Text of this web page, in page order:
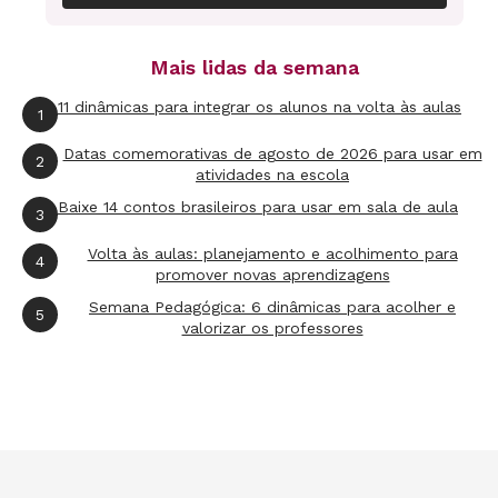
orientações para que participasse das
atividades, muita conversa e muitas atividades
de leitura e escrita.
Com base nos primeiros avanços em sua
aprendizagem, nas primeiras palavras lidas e
escritas, ela tornou-se mais confiante. O choro
foi dando espaço para risadinhas e uma alegria
sem fim! Segundo ela mesma disse: "Quero
Mais lidas da semana
1 11 dinâmicas para integrar os alunos na volta às aulas
2
Datas comemorativas de agosto de 2026 para usar em
atividades na escola
3 Baixe 14 contos brasileiros para usar em sala de aula
4
Volta às aulas: planejamento e acolhimento para
promover novas aprendizagens
5
Semana Pedagógica: 6 dinâmicas para acolher e
valorizar os professores